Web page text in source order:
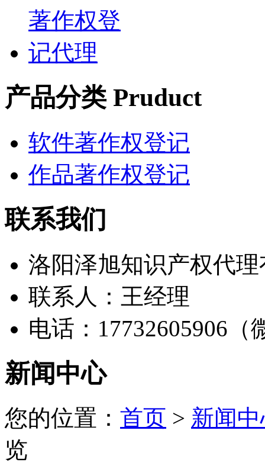
产品分类 Pruduct
软件著作权登记
作品著作权登记
联系我们
洛阳泽旭知识产权代
联系人：王经理
电话：17732605906（
新闻中心
您的位置： 首页 > 新闻
览